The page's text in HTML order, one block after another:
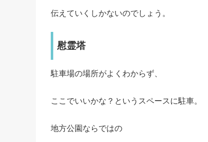
伝えていくしかないのでしょう。
慰霊塔
駐車場の場所がよくわからず、
ここでいいかな？というスペースに駐車。
地方公園ならではの